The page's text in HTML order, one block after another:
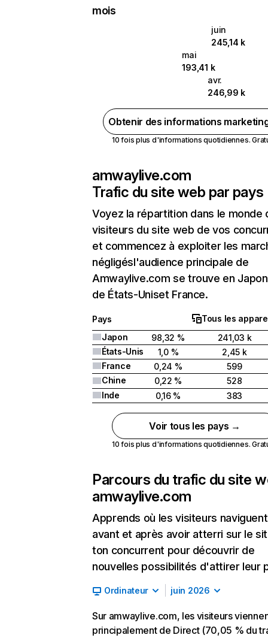
mois
juin
245,14 k
mai
193,41 k
avr.
246,99 k
Obtenir des informations
10 fois plus d'informations quotidiennes.
amwaylive.com
Trafic du site web par pays
Voyez la répartition dans le monde
visiteurs du site web de vos
et commencez à exploiter les
négligésl'audience principale de
Amwaylive.com se trouve en
de États-Uniset France.
Pays
Tous les
Japon
98,32 %
241,03 k
États-Unis
1,0 %
2,45 k
France
0,24 %
599
Chine
0,22 %
528
Inde
0,16 % 383
Voir tous les pays →
10 fois plus d'informations quotidiennes.
Parcours du trafic du site
amwaylive.com
Apprends où les visiteurs naviguent
avant et après avoir atterri sur le
ton concurrent pour découvrir de
nouvelles possibilités d'attirer leur
Ordinateur juin 2026
Sur amwaylive.com, les visiteurs
principalement de Direct (70,05 % du